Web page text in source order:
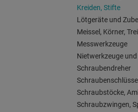
Kreiden, Stifte
Lötgeräte und
Meissel, Körner,
Messwerkzeuge
Nietwerkzeuge
Schraubendreher
Schraubenschlüssel
Schraubstöcke,
Schraubzwingen,